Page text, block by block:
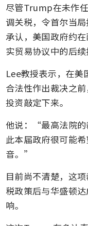
尽管Trump在未作
调关税，令首尔当
承认，美国政府约
实贸易协议中的后续
Lee教授表示，在
合法性作出裁决之
投资敲定下来。
他说：“最高法院的
此本届政府很可能
音。”
目前尚不清楚，这
税政策后与华盛顿
响。